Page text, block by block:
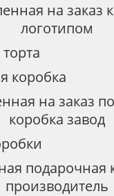
на заказ
логотипом
коробка
на заказ
коробка завод
подарочная
производитель